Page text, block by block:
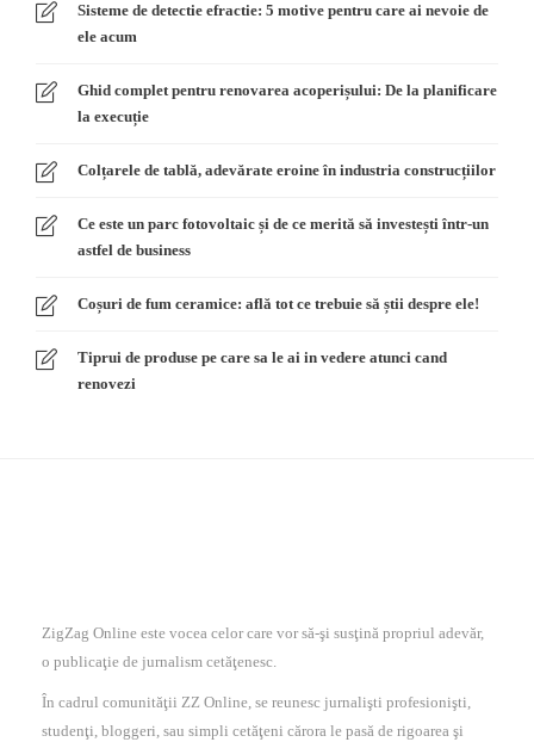
Sisteme de detectie efractie: 5 motive pentru care ai nevoie de
ele acum
Ghid complet pentru renovarea acoperișului: De la planificare
la execuție
Colțarele de tablă, adevărate eroine în industria construcțiilor
Ce este un parc fotovoltaic și de ce merită să investești într-un
astfel de business
Coșuri de fum ceramice: află tot ce trebuie să știi despre ele!
Tiprui de produse pe care sa le ai in vedere atunci cand
renovezi
ZigZag Online este vocea celor care vor să-şi susţină propriul adevăr,
o publicaţie de jurnalism cetăţenesc.
În cadrul comunităţii ZZ Online, se reunesc jurnalişti profesionişti,
studenţi, bloggeri, sau simpli cetăţeni cărora le pasă de rigoarea şi